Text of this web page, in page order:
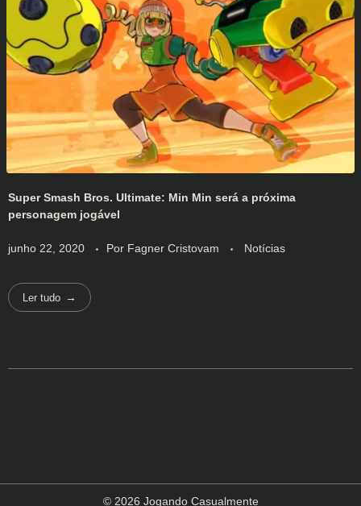
Super Smash Bros. Ultimate: Min Min será a próxima
personagem jogável
junho 22, 2020 Por Fagner Cristovam Notícias
Ler tudo
© 2026 Jogando Casualmente